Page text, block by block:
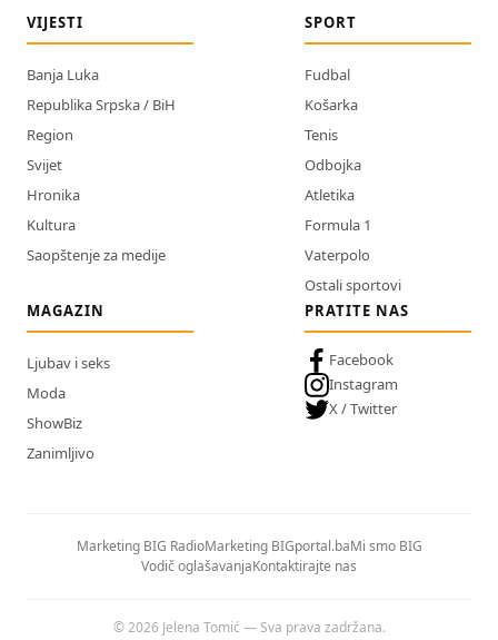
VIJESTI
Banja Luka
Republika Srpska / BiH
Region
Svijet
Hronika
Kultura
Saopštenje za medije
SPORT
Fudbal
Košarka
Tenis
Odbojka
Atletika
Formula 1
Vaterpolo
Ostali sportovi
MAGAZIN
Ljubav i seks
Moda
ShowBiz
Zanimljivo
PRATITE NAS
Facebook
Instagram
X / Twitter
Marketing BIG RadioMarketing BIGportal.baMi smo BIG
Vodič oglašavanjaKontaktirajte nas
© 2026 Jelena Tomić — Sva prava zadržana.